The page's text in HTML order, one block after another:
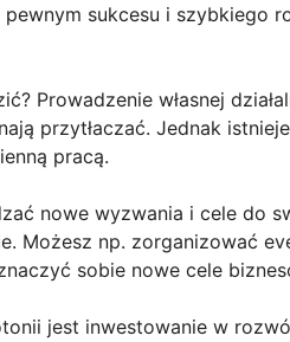
sukcesu i szybkiego
Prowadzenie własnej
przytłaczać. Jednak
pracą.
nowe wyzwania i cele do
Możesz np. zorganizować
sobie nowe cele
jest inwestowanie w